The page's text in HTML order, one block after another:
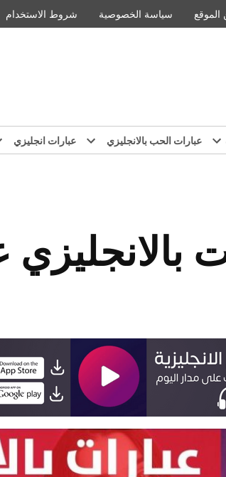
الموقع سياسة الخصوصية شروط الاستخدام
عبارات الحب بالانجليزي عبارات انجليزي
بالانجليزي